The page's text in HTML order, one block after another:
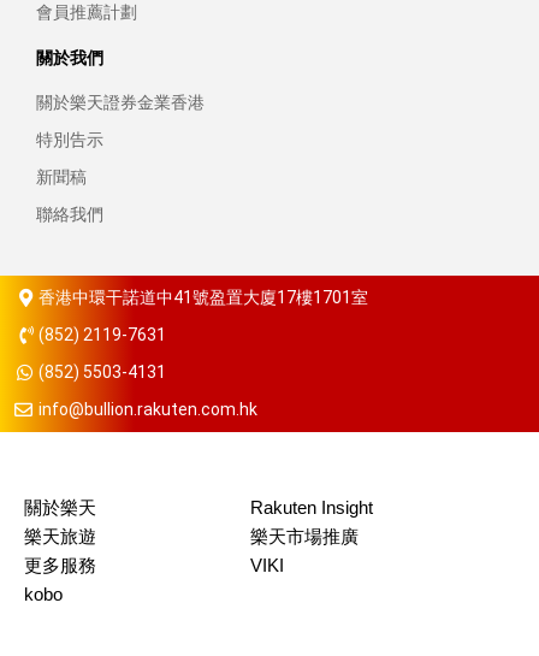
會員推薦計劃
關於我們
關於樂天證券金業香港
特別告示
新聞稿
聯絡我們
香港中環干諾道中41號盈置大廈17樓1701室
(852) 2119-7631
(852) 5503-4131
info@bullion.rakuten.com.hk
關於樂天
Rakuten Insight
樂天旅遊
樂天市場推廣
更多服務
VIKI
kobo